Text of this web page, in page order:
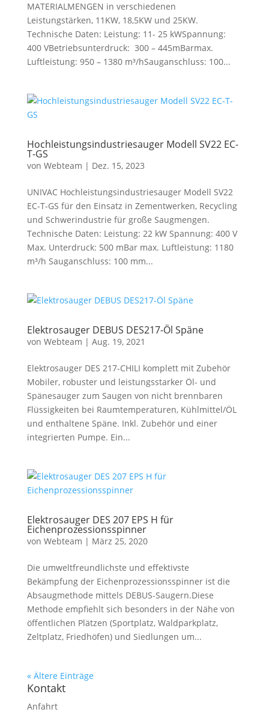
MATERIALMENGEN in verschiedenen
Leistungstärken, 11KW, 18,5KW und 25KW.
Technische Daten: Leistung: 11- 25 kWSpannung:
400 VBetriebsunterdruck: 300 – 445mBarmax.
Luftleistung: 950 – 1380 m³/hSauganschluss: 100...
Hochleistungsindustriesauger Modell SV22 EC-
T-GS
von Webteam | Dez. 15, 2023
UNIVAC Hochleistungsindustriesauger Modell SV22
EC-T-GS für den Einsatz in Zementwerken, Recycling
und Schwerindustrie für große Saugmengen.
Technische Daten: Leistung: 22 kW Spannung: 400 V
Max. Unterdruck: 500 mBar max. Luftleistung: 1180
m³/h Sauganschluss: 100 mm...
Elektrosauger DEBUS DES217-Öl Späne
von Webteam | Aug. 19, 2021
Elektrosauger DES 217-CHILI komplett mit Zubehör
Mobiler, robuster und leistungsstarker Öl- und
Spänesauger zum Saugen von nicht brennbaren
Flüssigkeiten bei Raumtemperaturen, Kühlmittel/ÖL
und enthaltene Späne. Inkl. Zubehör und einer
integrierten Pumpe. Ein...
Elektrosauger DES 207 EPS H für
Eichenprozessionsspinner
von Webteam | März 25, 2020
Die umweltfreundlichste und effektivste
Bekämpfung der Eichenprozessionsspinner ist die
Absaugmethode mittels DEBUS-Saugern.Diese
Methode empfiehlt sich besonders in der Nähe von
öffentlichen Plätzen (Sportplatz, Waldparkplatz,
Zeltplatz, Friedhöfen) und Siedlungen um...
« Ältere Einträge
Kontakt
Anfahrt